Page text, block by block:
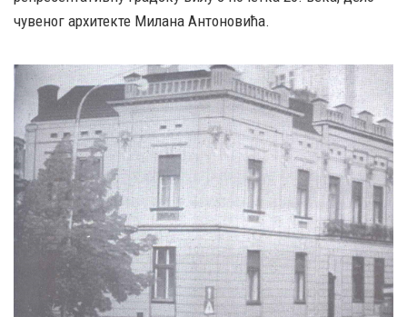
чувеног архитекте Милана Антоновића.